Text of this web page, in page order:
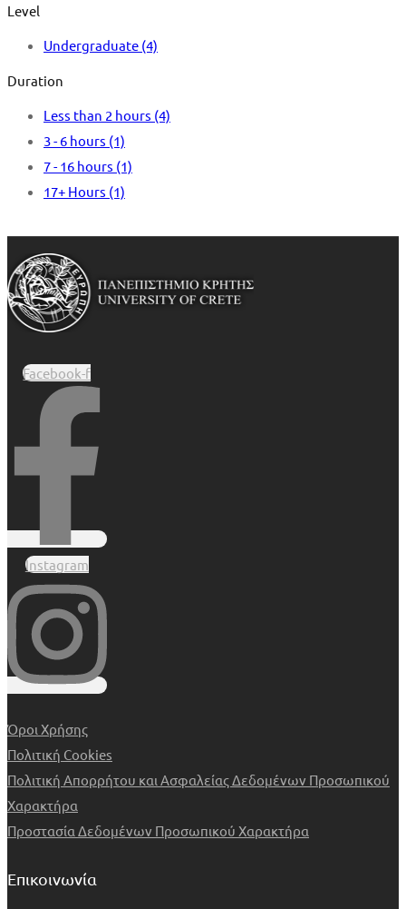
Level
Undergraduate (4)
Duration
Less than 2 hours (4)
3 - 6 hours (1)
7 - 16 hours (1)
17+ Hours (1)
Facebook-f
Instagram
Όροι Χρήσης
Πολιτική Cookies
Πολιτική Απορρήτου και Ασφαλείας Δεδομένων Προσωπικού
Χαρακτήρα
Προστασία Δεδομένων Προσωπικού Χαρακτήρα
Επικοινωνία